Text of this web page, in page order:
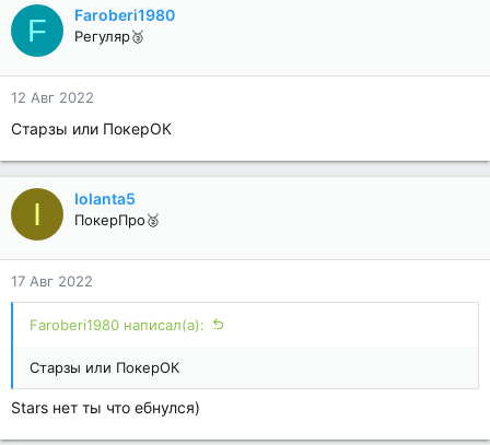
F Faroberi1980
Регуляр🥉
12 Авг 2022
Старзы или ПокерОК
I Iolanta5
ПокерПро🥈
17 Авг 2022
Faroberi1980 написал(а):
Старзы или ПокерОК
Stars нет ты что ебнулся)